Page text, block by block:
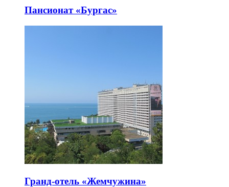
Пансионат «Бургас»
Гранд-отель «Жемчужина»